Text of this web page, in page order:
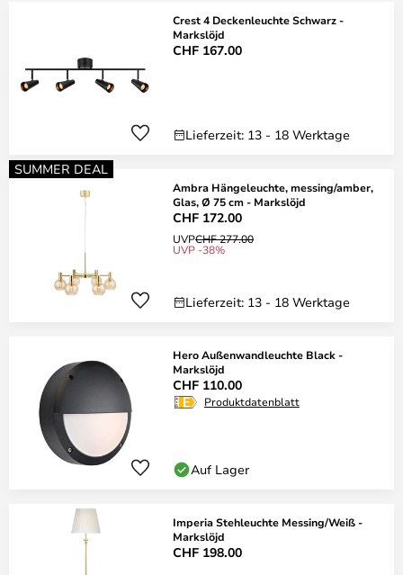
Crest 4 Deckenleuchte Schwarz -
Markslöjd
CHF 167.00
Lieferzeit: 13 - 18 Werktage
SUMMER DEAL
Ambra Hängeleuchte, messing/amber,
Glas, Ø 75 cm - Markslöjd
CHF 172.00
UVPCHF 277.00
UVP -38%
Lieferzeit: 13 - 18 Werktage
Hero Außenwandleuchte Black -
Markslöjd
CHF 110.00
Produktdatenblatt
Auf Lager
Imperia Stehleuchte Messing/Weiß -
Markslöjd
CHF 198.00